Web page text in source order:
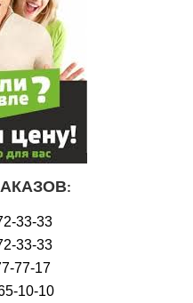
:
33-33
33-33
77-17
10-10